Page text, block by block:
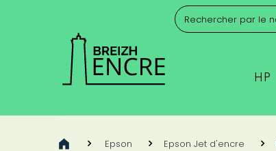
HP
Epson Epson Jet d'encre